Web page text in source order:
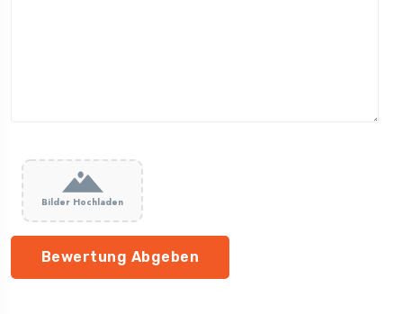
Bilder Hochladen